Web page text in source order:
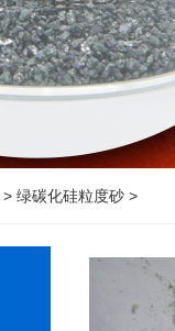
> 绿碳化硅粒度砂 >